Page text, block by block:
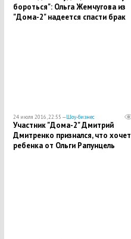
бороться": Ольга Жемчугова из
"Дома-2" надеется спасти брак
24 июля 2016, 22:55 —Шоу-бизнес
Участник "Дома-2" Дмитрий
Дмитренко признался, что хочет
ребенка от Ольги Рапунцель